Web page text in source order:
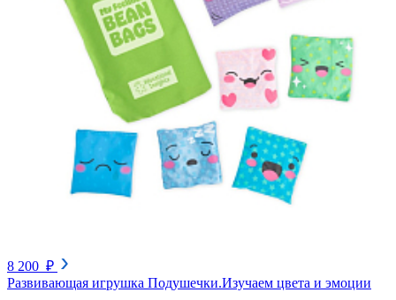
8 200 ₽
Развивающая игрушка Подушечки.Изучаем цвета и эмоции